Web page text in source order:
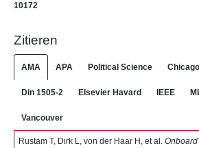
10172
Zitieren
AMA APA Political Science
Din 1505-2 Elsevier Havard IEEE
Vancouver
Rustam T, Dirk L, von der Haar H, et al.